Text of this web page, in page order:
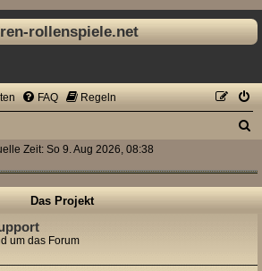
rollenspiele.net
FAQ Regeln
c
h
Zeit: So 9. Aug 2026, 08:38
Das Projekt
um das Forum